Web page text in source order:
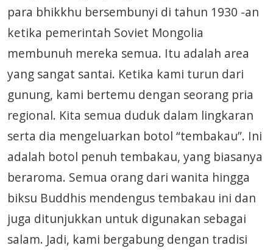
para bhikkhu bersembunyi di tahun 1930 -an
ketika pemerintah Soviet Mongolia
membunuh mereka semua. Itu adalah area
yang sangat santai. Ketika kami turun dari
gunung, kami bertemu dengan seorang pria
regional. Kita semua duduk dalam lingkaran
serta dia mengeluarkan botol “tembakau”. Ini
adalah botol penuh tembakau, yang biasanya
beraroma. Semua orang dari wanita hingga
biksu Buddhis mendengus tembakau ini dan
juga ditunjukkan untuk digunakan sebagai
salam. Jadi, kami bergabung dengan tradisi